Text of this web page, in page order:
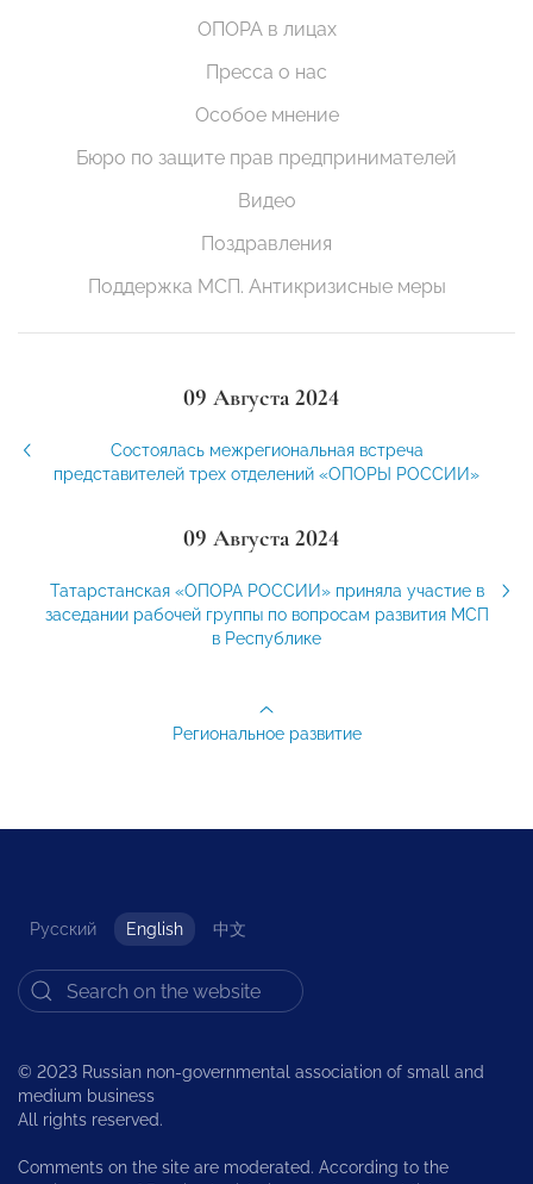
ОПОРА в лицах
Пресса о нас
Особое мнение
Бюро по защите прав предпринимателей
Видео
Поздравления
Поддержка МСП. Антикризисные меры
09 Августа 2024
Состоялась межрегиональная встреча
представителей трех отделений «ОПОРЫ РОССИИ»
09 Августа 2024
Татарстанская «ОПОРА РОССИИ» приняла участие в
заседании рабочей группы по вопросам развития МСП
в Республике
Региональное развитие
Русский English 中文
© 2023 Russian non-governmental association of small and
medium business
All rights reserved.
Comments on the site are moderated. According to the